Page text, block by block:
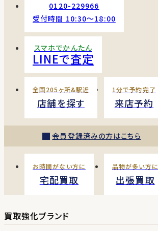
0120-229966
受付時間 10:30〜18:00
スマホでかんたん
LINEで査定
全国205ヶ所&駅近
店舗を探す
1分で予約完了
来店予約
会員登録済みの方はこちら
お時間がない方に
宅配買取
品物が多い方に
出張買取
買取強化ブランド